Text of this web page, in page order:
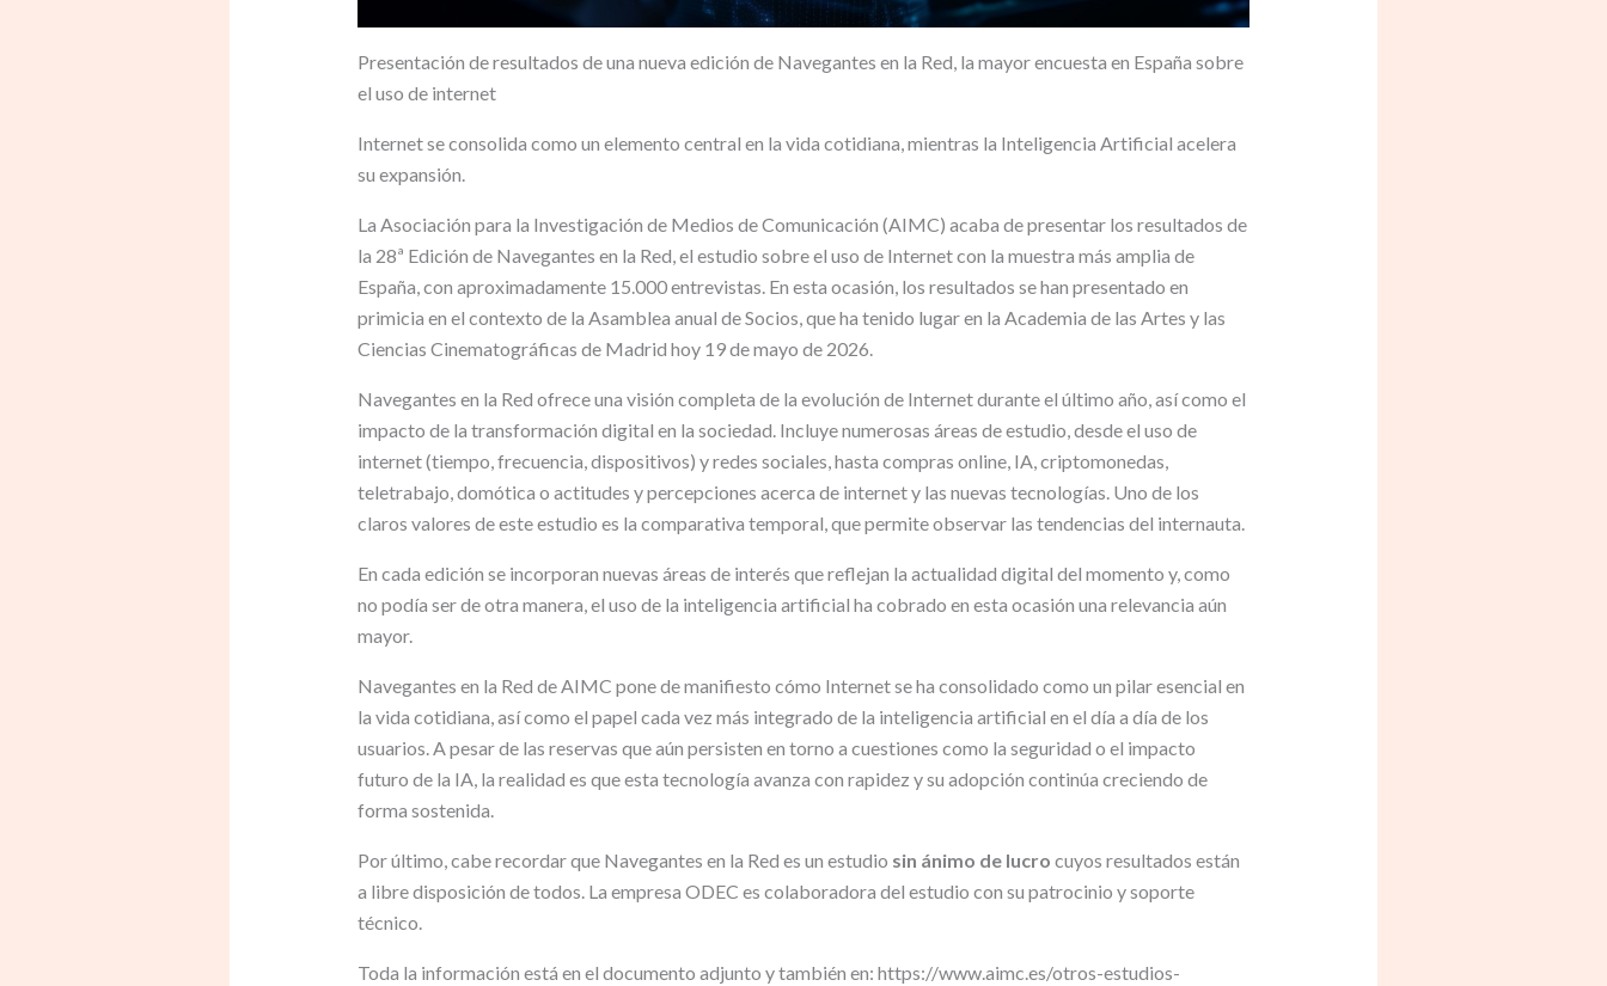
Presentación de resultados de una nueva edición de Navegantes en la Red, la mayor encuesta en España sobre
el uso de internet
Internet se consolida como un elemento central en la vida cotidiana, mientras la Inteligencia Artificial acelera
su expansión.
La Asociación para la Investigación de Medios de Comunicación (AIMC) acaba de presentar los resultados de
la 28ª Edición de Navegantes en la Red, el estudio sobre el uso de Internet con la muestra más amplia de
España, con aproximadamente 15.000 entrevistas. En esta ocasión, los resultados se han presentado en
primicia en el contexto de la Asamblea anual de Socios, que ha tenido lugar en la Academia de las Artes y las
Ciencias Cinematográficas de Madrid hoy 19 de mayo de 2026.
Navegantes en la Red ofrece una visión completa de la evolución de Internet durante el último año, así como el
impacto de la transformación digital en la sociedad. Incluye numerosas áreas de estudio, desde el uso de
internet (tiempo, frecuencia, dispositivos) y redes sociales, hasta compras online, IA, criptomonedas,
teletrabajo, domótica o actitudes y percepciones acerca de internet y las nuevas tecnologías. Uno de los
claros valores de este estudio es la comparativa temporal, que permite observar las tendencias del internauta.
En cada edición se incorporan nuevas áreas de interés que reflejan la actualidad digital del momento y, como
no podía ser de otra manera, el uso de la inteligencia artificial ha cobrado en esta ocasión una relevancia aún
mayor.
Navegantes en la Red de AIMC pone de manifiesto cómo Internet se ha consolidado como un pilar esencial en
la vida cotidiana, así como el papel cada vez más integrado de la inteligencia artificial en el día a día de los
usuarios. A pesar de las reservas que aún persisten en torno a cuestiones como la seguridad o el impacto
futuro de la IA, la realidad es que esta tecnología avanza con rapidez y su adopción continúa creciendo de
forma sostenida.
Por último, cabe recordar que Navegantes en la Red es un estudio sin ánimo de lucro cuyos resultados están
a libre disposición de todos. La empresa ODEC es colaboradora del estudio con su patrocinio y soporte
técnico.
Toda la información está en el documento adjunto y también en: https://www.aimc.es/otros-estudios-